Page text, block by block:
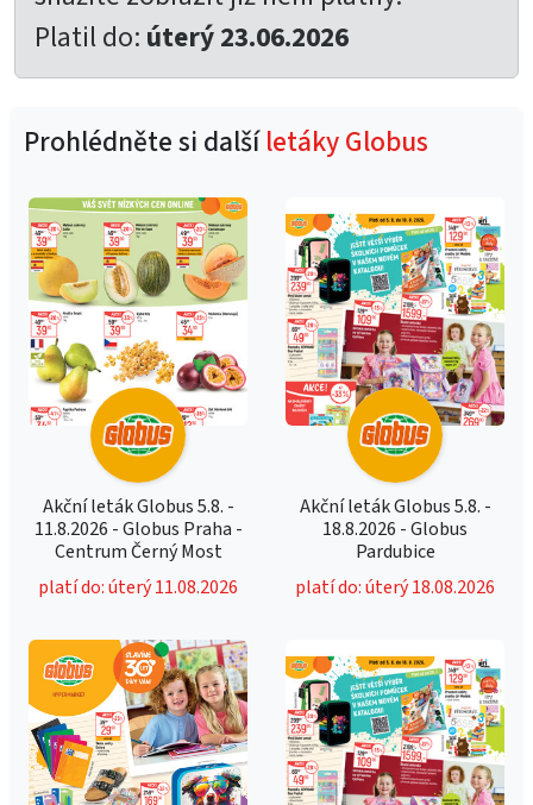
Platil do: úterý 23.06.2026
Prohlédněte si dalšíletáky Globus
Akční leták Globus 5.8. -
11.8.2026 - Globus Praha -
Centrum Černý Most
platí do: úterý 11.08.2026
Akční leták Globus 5.8. -
18.8.2026 - Globus
Pardubice
platí do: úterý 18.08.2026